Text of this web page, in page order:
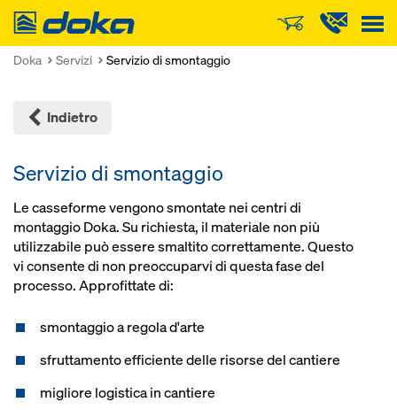
Doka
Doka Servizi Servizio di smontaggio
Indietro
Servizio di smontaggio
Le casseforme vengono smontate nei centri di
montaggio Doka. Su richiesta, il materiale non più
utilizzabile può essere smaltito correttamente. Questo
vi consente di non preoccuparvi di questa fase del
processo. Approfittate di:
smontaggio a regola d'arte
sfruttamento efficiente delle risorse del cantiere
migliore logistica in cantiere